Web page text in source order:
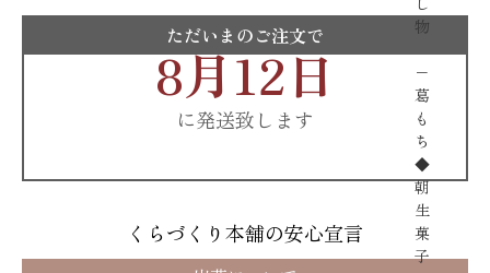
物
−
葛
も
ち
◆
朝
生
菓
子
ただいまのご注文で
8月12日
に発送致します
くらづくり本舗の安心宣言